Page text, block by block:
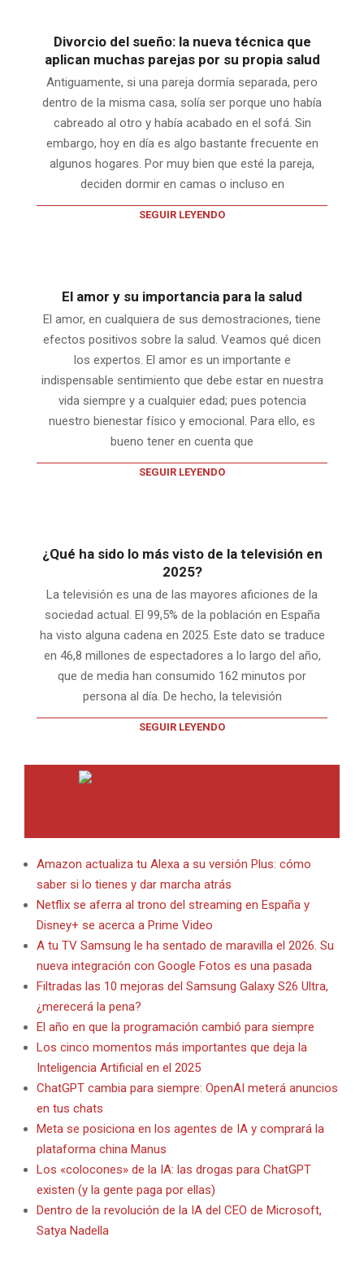
Divorcio del sueño: la nueva técnica que
aplican muchas parejas por su propia salud
Antiguamente, si una pareja dormía separada, pero
dentro de la misma casa, solía ser porque uno había
cabreado al otro y había acabado en el sofá. Sin
embargo, hoy en día es algo bastante frecuente en
algunos hogares. Por muy bien que esté la pareja,
deciden dormir en camas o incluso en
SEGUIR LEYENDO
El amor y su importancia para la salud
El amor, en cualquiera de sus demostraciones, tiene
efectos positivos sobre la salud. Veamos qué dicen
los expertos. El amor es un importante e
indispensable sentimiento que debe estar en nuestra
vida siempre y a cualquier edad; pues potencia
nuestro bienestar físico y emocional. Para ello, es
bueno tener en cuenta que
SEGUIR LEYENDO
¿Qué ha sido lo más visto de la televisión en
2025?
La televisión es una de las mayores aficiones de la
sociedad actual. El 99,5% de la población en España
ha visto alguna cadena en 2025. Este dato se traduce
en 46,8 millones de espectadores a lo largo del año,
que de media han consumido 162 minutos por
persona al día. De hecho, la televisión
SEGUIR LEYENDO
Amazon actualiza tu Alexa a su versión Plus: cómo
saber si lo tienes y dar marcha atrás
Netflix se aferra al trono del streaming en España y
Disney+ se acerca a Prime Video
A tu TV Samsung le ha sentado de maravilla el 2026. Su
nueva integración con Google Fotos es una pasada
Filtradas las 10 mejoras del Samsung Galaxy S26 Ultra,
¿merecerá la pena?
El año en que la programación cambió para siempre
Los cinco momentos más importantes que deja la
Inteligencia Artificial en el 2025
ChatGPT cambia para siempre: OpenAI meterá anuncios
en tus chats
Meta se posiciona en los agentes de IA y comprará la
plataforma china Manus
Los «colocones» de la IA: las drogas para ChatGPT
existen (y la gente paga por ellas)
Dentro de la revolución de la IA del CEO de Microsoft,
Satya Nadella